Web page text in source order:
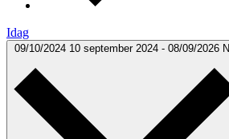
Idag
09/10/2024 10 september 2024 - 08/09/2026